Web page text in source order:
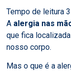
A alergia nas
que fica
nosso corpo.
Mas o que é a